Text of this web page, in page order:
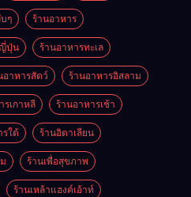
ๆ ร้านอาหาร
ปุ่น ร้านอาหารทะเล
อาหารสัตว์ ร้านอาหารอิสลาม
รเกาหลี ร้านอาหารเช้า
รใต้ ร้านอิตาเลียน
ร้านเพื่อสุขภาพ
ร้านเหล้าแฮงค์เอ้าท์